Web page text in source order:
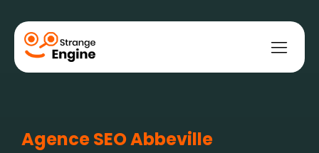
naturel
payant
webAgence SEO Abbeville